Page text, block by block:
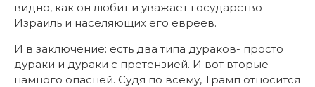
видно, как он любит и уважает государство
Израиль и населяющих его евреев.
И в заключение: есть два типа дураков- просто
дураки и дураки с претензией. И вот вторые-
намного опасней. Судя по всему, Трамп относится